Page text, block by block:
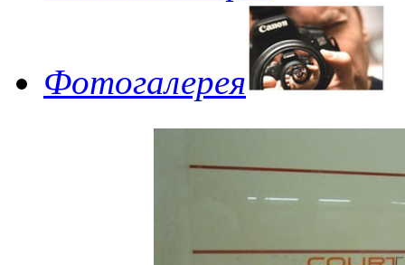
Фотогалерея